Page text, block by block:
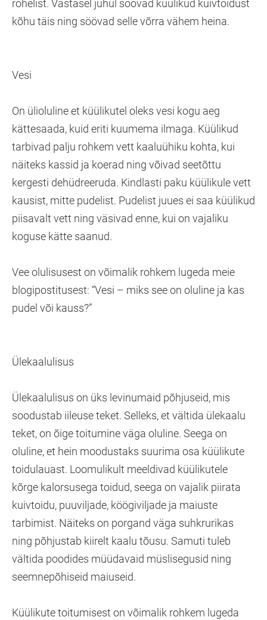
rohelist. Vastasel juhul söövad küülikud kuivtoidust
kõhu täis ning söövad selle võrra vähem heina.
Vesi
On ülioluline et küülikutel oleks vesi kogu aeg
kättesaada, kuid eriti kuumema ilmaga. Küülikud
tarbivad palju rohkem vett kaaluühiku kohta, kui
näiteks kassid ja koerad ning võivad seetõttu
kergesti dehüdreeruda. Kindlasti paku küülikule vett
kausist, mitte pudelist. Pudelist juues ei saa küülikud
piisavalt vett ning väsivad enne, kui on vajaliku
koguse kätte saanud.
Vee olulisusest on võimalik rohkem lugeda meie
blogipostitusest: “Vesi – miks see on oluline ja kas
pudel või kauss?”
Ülekaalulisus
Ülekaalulisus on üks levinumaid põhjuseid, mis
soodustab iileuse teket. Selleks, et vältida ülekaalu
teket, on õige toitumine väga oluline. Seega on
oluline, et hein moodustaks suurima osa küülikute
toidulauast. Loomulikult meeldivad küülikutele
kõrge kalorsusega toidud, seega on vajalik piirata
kuivtoidu, puuviljade, köögiviljade ja maiuste
tarbimist. Näiteks on porgand väga suhkrurikas
ning põhjustab kiirelt kaalu tõusu. Samuti tuleb
vältida poodides müüdavaid müslisegusid ning
seemnepõhiseid maiuseid.
Küülikute toitumisest on võimalik rohkem lugeda